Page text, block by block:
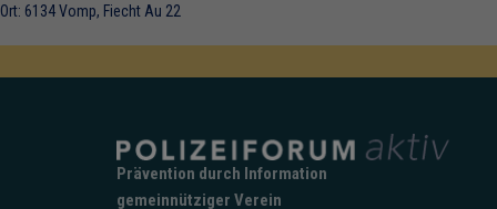
Ort: 6134 Vomp, Fiecht Au 22
Prävention durch Information
gemeinnütziger Verein